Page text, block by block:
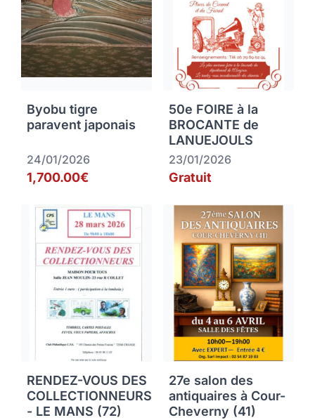
Byobu tigre
paravent japonais
24/01/2026
1,700.00€
50e FOIRE à la
BROCANTE de
LANUEJOULS
23/01/2026
Gratuit
RENDEZ-VOUS DES
COLLECTIONNEURS
- LE MANS (72)
27e salon des
antiquaires à Cour-
Cheverny (41)